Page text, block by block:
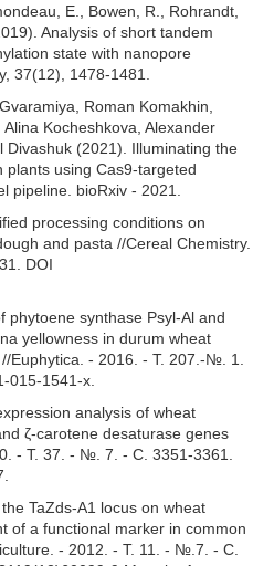
E., Bowen, R., Rohrandt,
Analysis of short tandem
state with nanopore
37(12), 1478-1481.
Roman Komakhin,
Kocheshkova, Alexander
Divashuk (2021). Illuminating the
plants using Cas9-targeted
pipeline. bioRxiv - 2021.
processing conditions on
and pasta //Cereal Chemistry.
DOI
phytoene synthase Psyl-Al and
yellowness in durum wheat
Euphytica. - 2016. - T. 207.-№. 1.
015-1541-x.
analysis of wheat
ζ-carotene desaturase genes
- T. 37. - №. 7. - C. 3351-3361.
TaZds-A1 locus on wheat
of a functional marker in common
- 2012. - T. 11. - №.7. - C.